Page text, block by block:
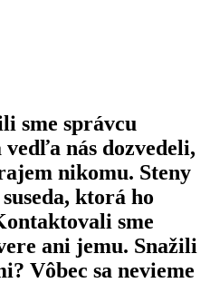
sme správcu
nás dozvedeli,
nikomu. Steny
ktorá ho
sme
ani jemu. Snažili
Vôbec sa nevieme